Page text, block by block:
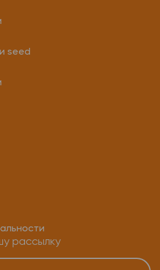
seed
рассылку